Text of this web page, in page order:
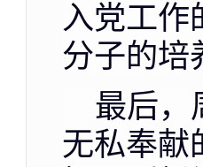
入党工作
分子的培
最后，
无私奉献